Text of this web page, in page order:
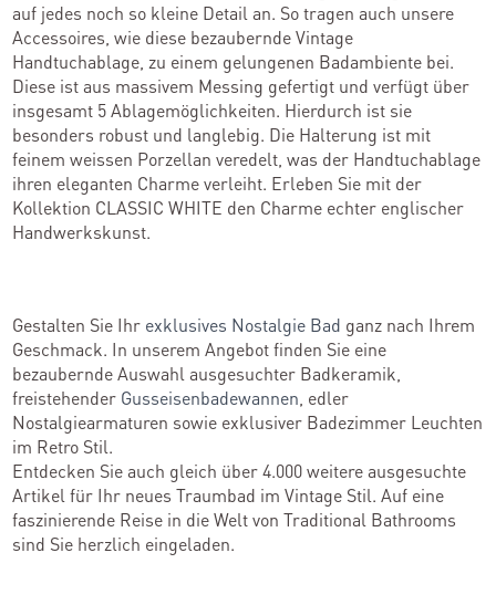
Standorte
Händler werden
Outlet-Store
auf jedes noch so kleine Detail an. So tragen auch unsere
Accessoires, wie diese bezaubernde Vintage
Handtuchablage, zu einem gelungenen Badambiente bei.
Diese ist aus massivem Messing gefertigt und verfügt über
insgesamt 5 Ablagemöglichkeiten. Hierdurch ist sie
besonders robust und langlebig. Die Halterung ist mit
feinem weissen Porzellan veredelt, was der Handtuchablage
ihren eleganten Charme verleiht. Erleben Sie mit der
Kollektion CLASSIC WHITE den Charme echter englischer
Handwerkskunst.
Gestalten Sie Ihr exklusives Nostalgie Bad ganz nach Ihrem
Geschmack. In unserem Angebot finden Sie eine
bezaubernde Auswahl ausgesuchter Badkeramik,
freistehender Gusseisenbadewannen , edler
Nostalgiearmaturen sowie exklusiver Badezimmer Leuchten
im Retro Stil.
Entdecken Sie auch gleich über 4.000 weitere ausgesuchte
Artikel für Ihr neues Traumbad im Vintage Stil. Auf eine
faszinierende Reise in die Welt von Traditional Bathrooms
sind Sie herzlich eingeladen.